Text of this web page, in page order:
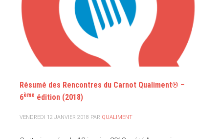
Résumé des Rencontres du Carnot Qualiment® –
6ème édition (2018)
VENDREDI 12 JANVIER 2018 PAR QUALIMENT